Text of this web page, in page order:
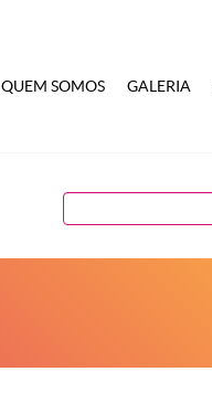
QUEM SOMOS GALERIA